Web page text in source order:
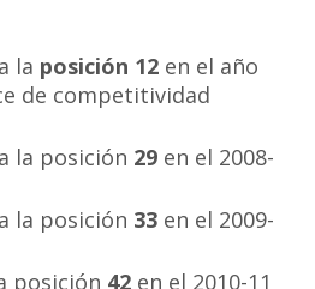
la posición 12 en el año
de competitividad
la posición 29 en el 2008-
la posición 33 en el 2009-
posición 42 en el 2010-11